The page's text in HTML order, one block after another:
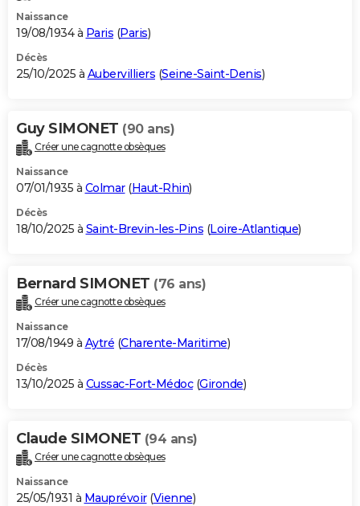
Naissance
19/08/1934 à Paris (Paris)
Décès
25/10/2025 à Aubervilliers (Seine-Saint-Denis)
Guy SIMONET (90 ans)
Créer une cagnotte obsèques
Naissance
07/01/1935 à Colmar(Haut-Rhin)
Décès
18/10/2025 à Saint-Brevin-les-Pins (Loire-Atlantique)
Bernard SIMONET (76 ans)
Créer une cagnotte obsèques
Naissance
17/08/1949 à Aytré (Charente-Maritime)
Décès
13/10/2025 à Cussac-Fort-Médoc(Gironde)
Claude SIMONET (94 ans)
Créer une cagnotte obsèques
Naissance
25/05/1931 à Mauprévoir(Vienne)